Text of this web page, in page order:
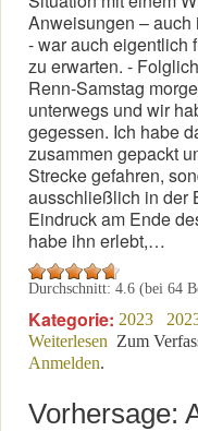
Anweisungen – auch
- war auch eigentlich
zu erwarten. -
Renn-Samstag
unterwegs und wir
gegessen. Ich habe
zusammen gepackt
Strecke gefahren,
ausschließlich in der
Eindruck am Ende
habe ihn erlebt,…
Durchschnitt: 4.6 (bei 64
Kategorie: 2023
Weiterlesen über NLS
Zum
Anmelden.
Vorhersage: